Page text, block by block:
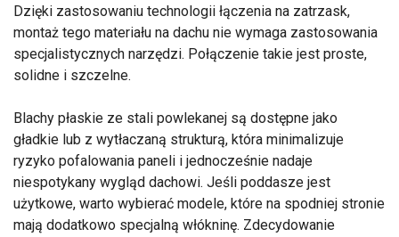
Dzięki zastosowaniu technologii łączenia na zatrzask,
montaż tego materiału na dachu nie wymaga zastosowania
specjalistycznych narzędzi. Połączenie takie jest proste,
solidne i szczelne.
Blachy płaskie ze stali powlekanej są dostępne jako
gładkie lub z wytłaczaną strukturą, która minimalizuje
ryzyko pofalowania paneli i jednocześnie nadaje
niespotykany wygląd dachowi. Jeśli poddasze jest
użytkowe, warto wybierać modele, które na spodniej stronie
mają dodatkowo specjalną włókninę. Zdecydowanie